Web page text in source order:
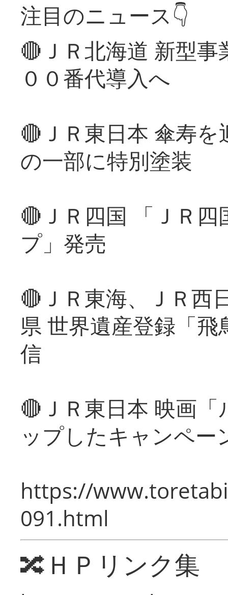
注目のニュース👇
🔴ＪＲ北海道 新型
００番代導入へ
🔴ＪＲ東日本 傘寿
の一部に特別塗装
🔴ＪＲ四国 「ＪＲ
プ」発売
🔴ＪＲ東海、ＪＲ西
県 世界遺産登録「
信
🔴ＪＲ東日本 映画
ップしたキャンペー
https://
091.html
🔀ＨＰリンク集